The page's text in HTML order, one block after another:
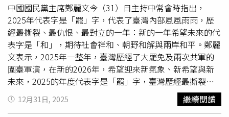
重性。針對部分網友質疑為何將狗籠設置在公共區域？姜女
士回應，狗狗多年來一直生活在該處，性情溫順，深受鄰居
與孩子喜愛，經常有人餵食，物業及鄰居也從未提出異議，
「如果真的不允許，不可能養這麼多年」。對此，東海縣牛
山街道辦人員表示，目前已由轄區派出所介入協調處理；東
海縣公安局西雙湖派出所則回應，建議當事雙方前往派出
所，進一步釐清責任與後續處理方式。
中國國民黨主席鄭麗文今（31）日主持中常會時指出，
2025年代表字是「罷」字，代表了臺灣內部風風雨雨，歷
經最撕裂、最仇恨、最對立的一年：新的一年希望未來的代
表字是「和」，期待社會祥和、朝野和解與兩岸和平。鄭麗
文表示，2025年一整年，臺灣歷經了大罷免及兩次共軍的
圍臺軍演，在新的2026年，希望迎來新氣象、新希望與新
未來，2025的年度代表字是「罷」字，臺灣歷經最撕裂、
最仇恨、最對立的一年。大罷免期間，許多國民黨立委在反
罷免街頭拜票時，遭到無端羞辱與暴力相向，完全不再是我
12月31日, 2025 繼續閱讀